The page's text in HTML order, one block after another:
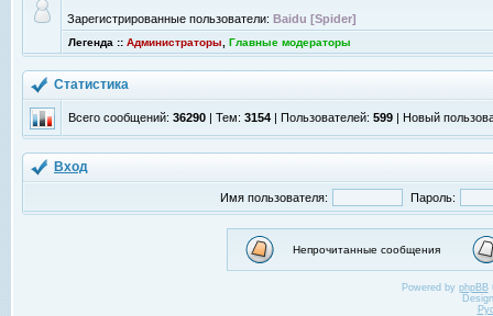
Зарегистрированные пользователи: Baidu [Spider]
Легенда :: Администраторы Главные модераторы
Статистика
Всего сообщений: 36290 | Тем: 3154 | Пользователей: 599 | Новый
Вход
Имя пользователя: Пароль:
Непрочитанные сообщения
Powered by phpBB